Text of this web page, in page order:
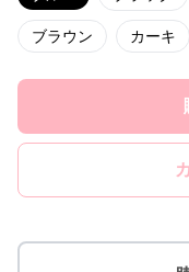
ブラウン カーキ